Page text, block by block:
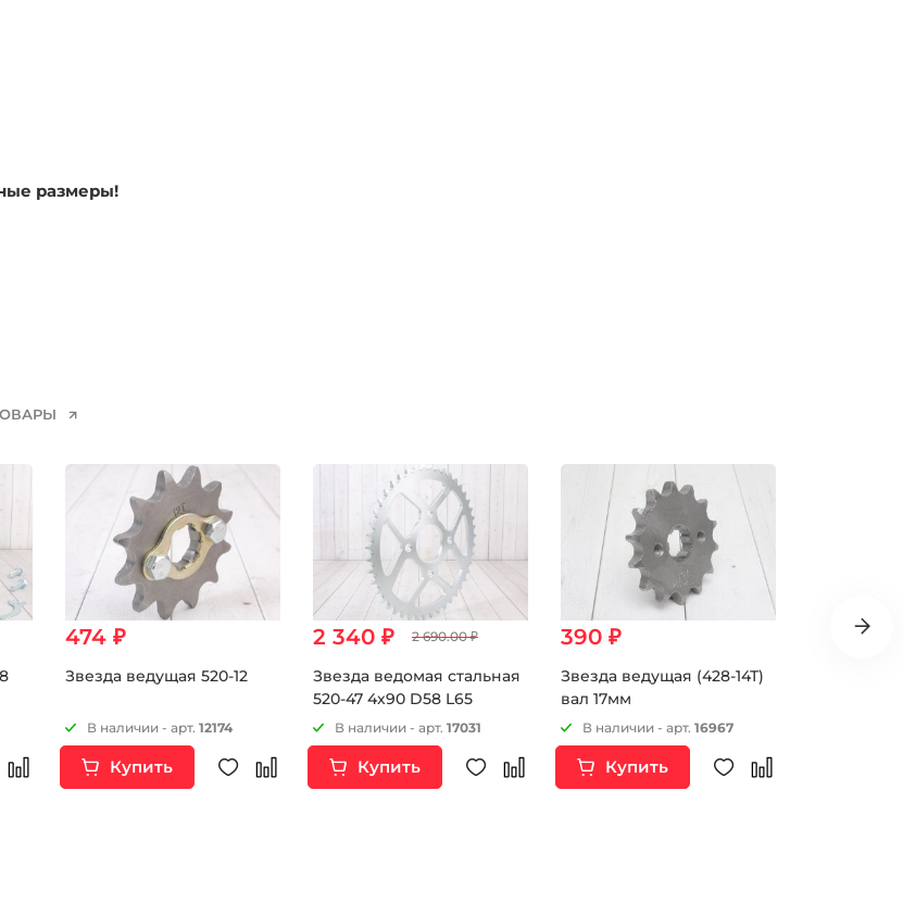
размеры!
474 ₽
Звезда ведущая 520-12
В наличии - арт. 12174
Купить
2 340 ₽ 2 690.00 ₽
Звезда ведомая стальная
520-47 4х90 D58 L65
В наличии - арт. 17031
Купить
390 ₽
Звезда ведущая (428-14Т)
вал 17мм
В наличии - арт. 16967
Купить
2 340 ₽